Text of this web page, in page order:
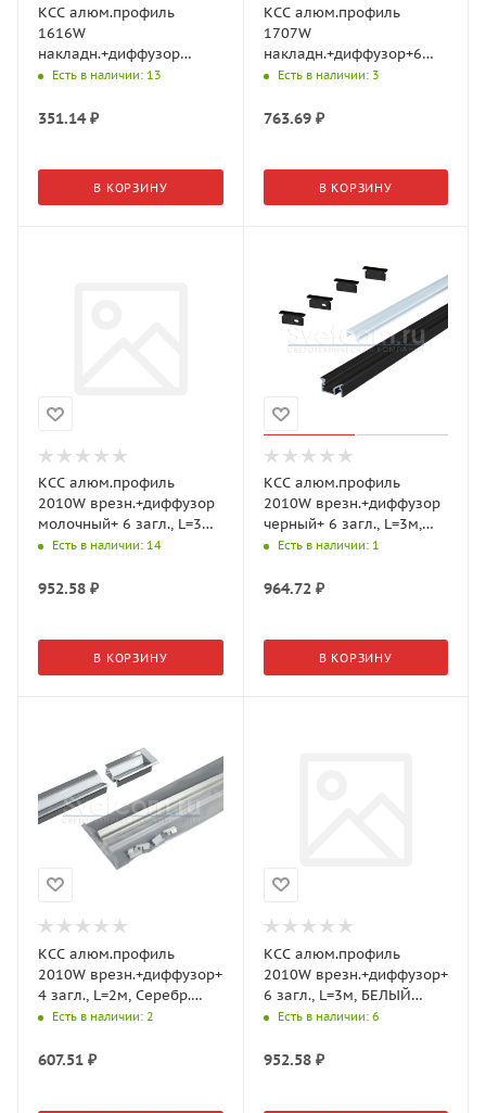
КСС алюм.профиль
1616W
накладн.+диффузор
молочн.+4 клипсы+4
17.800.00.395 (GLS)
Есть в наличии: 13
351.14₽
В КОРЗИНУ
КСС алюм.профиль
1707W
накладн.+диффузор+6
клипс+ 6 загл., L=3м,
(GLS)
Есть в наличии: 3
763.69₽
В КОРЗИНУ
КСС алюм.профиль
2010W врезн.+диффузор
молочный+ 6 загл., L=3м,
Черный 19.143.40.118
Есть в наличии: 14
952.58 ₽
В КОРЗИНУ
КСС алюм.профиль
2010W врезн.+диффузор
черный+ 6 загл., L=3м,
Черный 19.143.40.119
Есть в наличии: 1
964.72₽
В КОРЗИНУ
КСС алюм.профиль
2010W врезн.+диффузор+
4 загл., L=2м, Серебр.
19.143.40.110 (GLS)
Есть в наличии: 2
607.51 ₽
КСС алюм.профиль
2010W врезн.+диффузор+
6 загл., L=3м, БЕЛЫЙ
19.143.40.116 (GLS)
Есть в наличии: 6
952.58₽